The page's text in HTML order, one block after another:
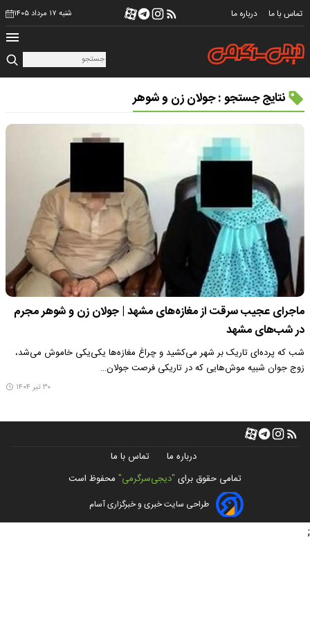
تماس با ما درباره ما شنبه ۱۷ مرداد ۱۴۰۵
نتایج جستجو : جولان زن و شوهر
ماجرای عجیب سرقت از مغازه‌های مشهد | جولان زن و شوهر مجرم
در شب‌های مشهد
شب که پرده‌ای تاریک بر شهر می‌کشید و چراغ مغازه‌ها یکی‌یکی خاموش می‌شد،
زوج جوان شبیه موش‌هایی که در تاریکی فرصت جولان…
۳۰ تیر ۱۴۰۴
درباره ما
تماس با ما
تمامی حقوق برای "دیجی‌سرگرمی" محفوظ است
طراحی سایت خبری و خبرگزاری آسام
;